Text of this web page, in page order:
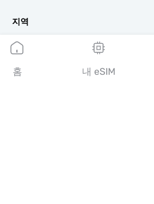
지역
유럽 eSIM
아시아 eSIM
아메리카 eSIM
홈 내 eSIM